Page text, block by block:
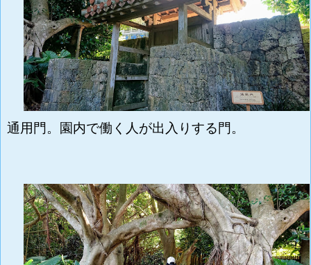
通用門。園内で働く人が出入りする門。